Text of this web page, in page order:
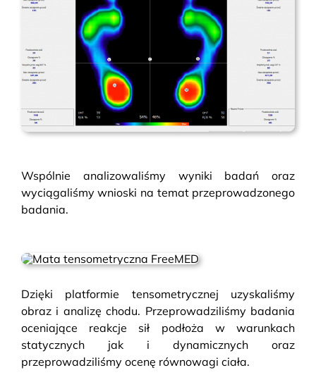
Wspólnie analizowaliśmy wyniki badań oraz
wyciągaliśmy wnioski na temat przeprowadzonego
badania.
Dzięki platformie tensometrycznej uzyskaliśmy
obraz i analizę chodu. Przeprowadziliśmy badania
oceniające reakcje sił podłoża w warunkach
statycznych jak i dynamicznych oraz
przeprowadziliśmy ocenę równowagi ciała.